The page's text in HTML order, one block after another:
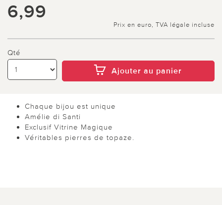
6,99
Prix en euro, TVA légale incluse
Qté
Ajouter au panier
Chaque bijou est unique
Amélie di Santi
Exclusif Vitrine Magique
Véritables pierres de topaze.